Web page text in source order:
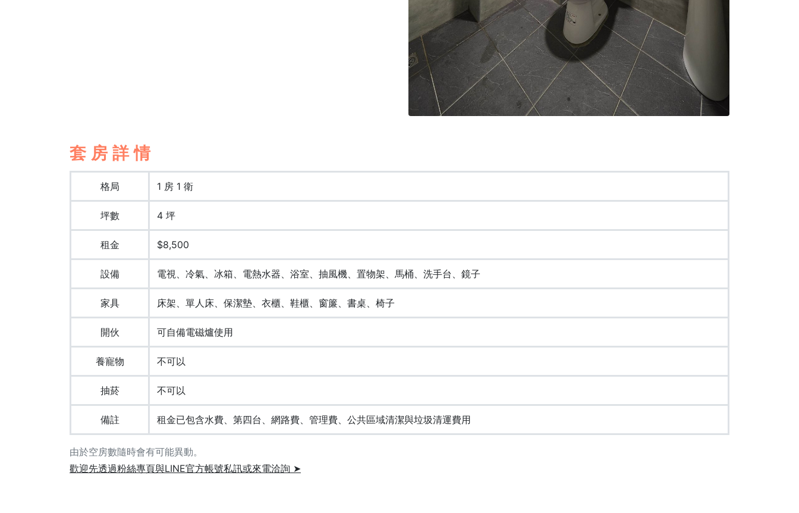
套房詳情
由於空房數隨時會有可能異動。
歡迎先透過粉絲專頁與LINE官方帳號私訊或來電洽詢 ➤
格局 1 房 1 衛
坪數 4 坪
租金 $8,500
設備 電視、冷氣、冰箱、電熱水器、浴室、抽風機、置物架、馬桶、洗手台、鏡子
家具 床架、單人床、保潔墊、衣櫃、鞋櫃、窗簾、書桌、椅子
開伙 可自備電磁爐使用
養寵物 不可以
抽菸 不可以
備註 租金已包含水費、第四台、網路費、管理費、公共區域清潔與垃圾清運費用